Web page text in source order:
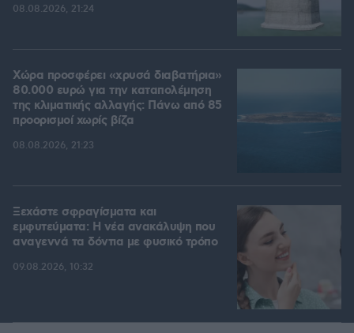
08.08.2026, 21:24
Χώρα προσφέρει «χρυσά διαβατήρια»
80.000 ευρώ για την καταπολέμηση
της κλιματικής αλλαγής: Πάνω από 85
προορισμοί χωρίς βίζα
08.08.2026, 21:23
Ξεχάστε σφραγίσματα και
εμφυτεύματα: Η νέα ανακάλυψη που
αναγεννά τα δόντια με φυσικό τρόπο
09.08.2026, 10:32